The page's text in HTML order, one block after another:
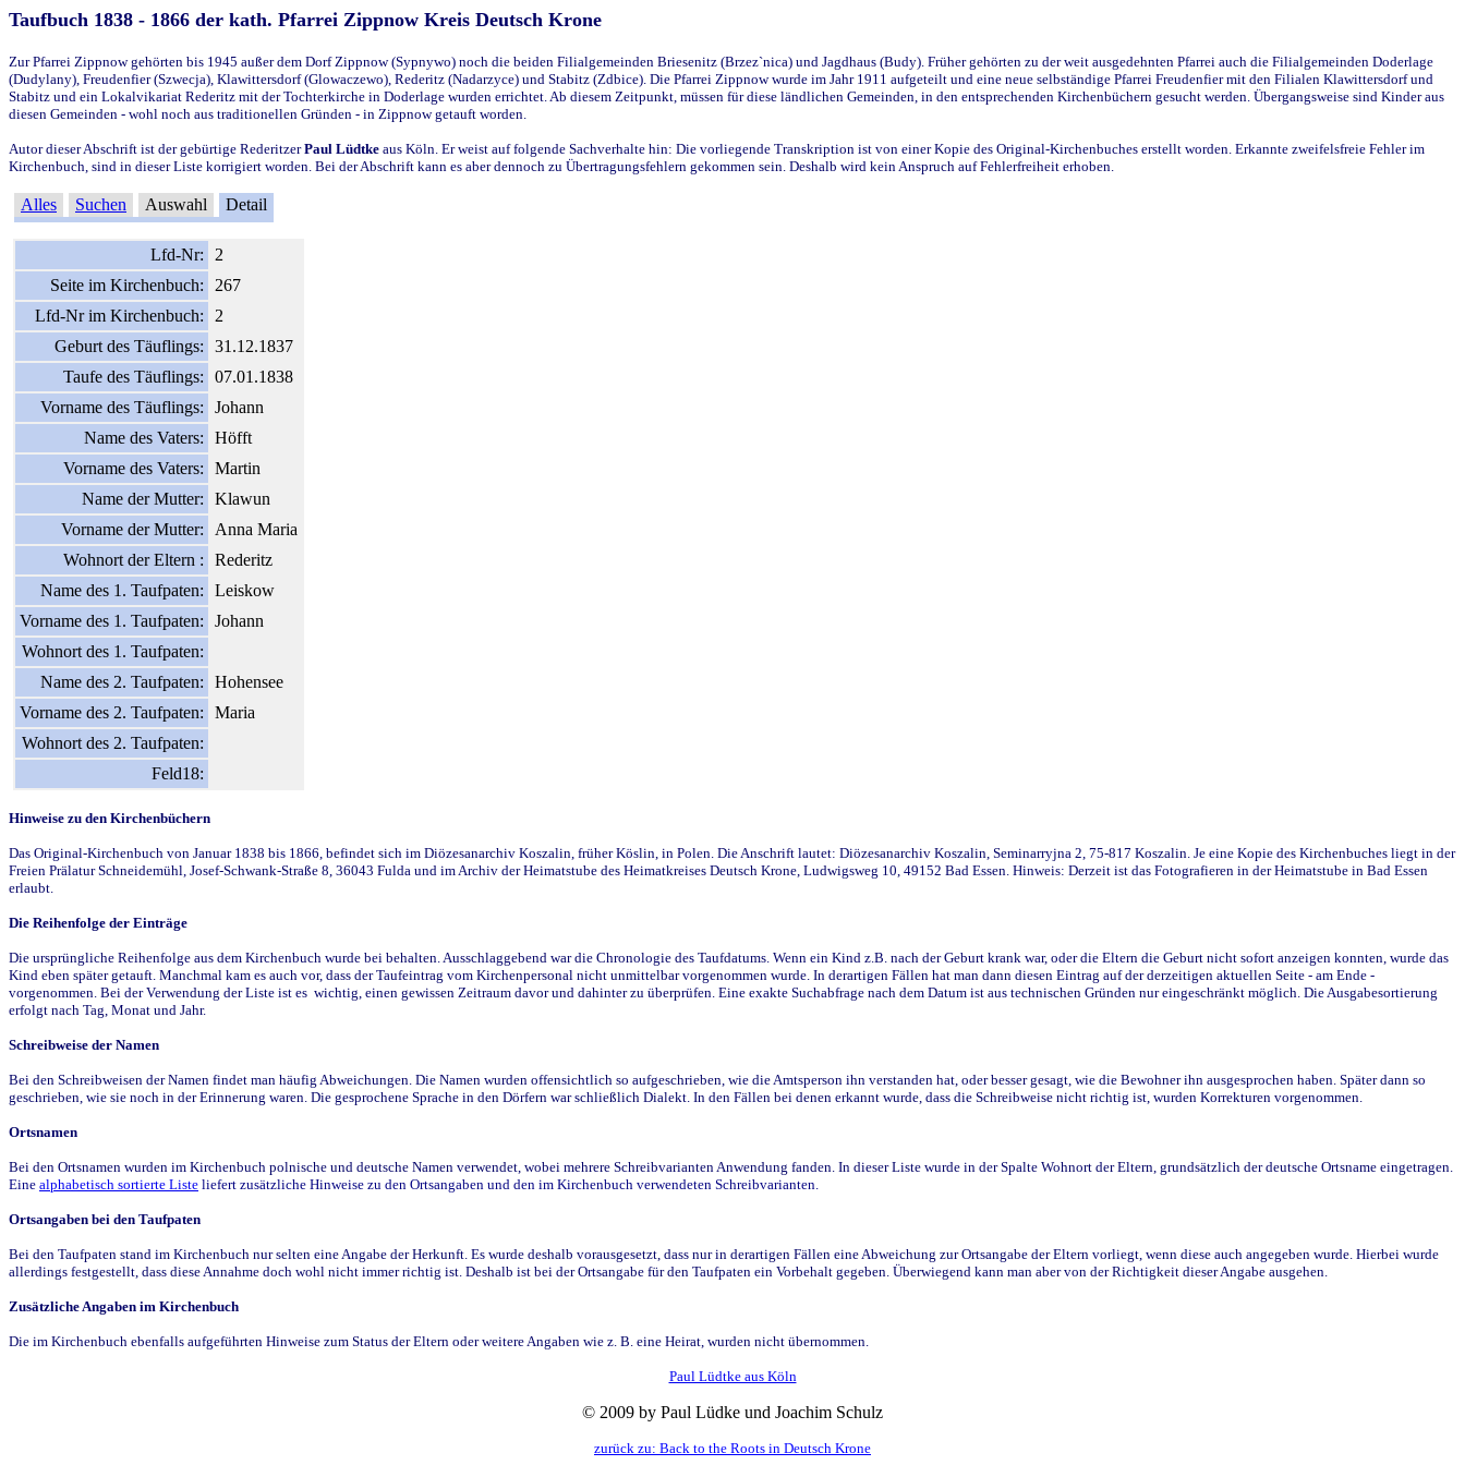
Taufbuch 1838 - 1866 der kath. Pfarrei Zippnow Kreis Deutsch Krone
Zur Pfarrei Zippnow gehörten bis 1945 außer dem Dorf Zippnow (Sypnywo) noch die beiden Filialgemeinden Briesenitz (Brzez`nica) und Jagdhaus (Budy). Früher gehörten zu der weit ausgedehnten Pfarrei auch die Filialgemeinden Doderlage
(Dudylany), Freudenfier (Szwecja), Klawittersdorf (Glowaczewo), Rederitz (Nadarzyce) und Stabitz (Zdbice). Die Pfarrei Zippnow wurde im Jahr 1911 aufgeteilt und eine neue selbständige Pfarrei Freudenfier mit den Filialen Klawittersdorf und
Stabitz und ein Lokalvikariat Rederitz mit der Tochterkirche in Doderlage wurden errichtet. Ab diesem Zeitpunkt, müssen für diese ländlichen Gemeinden, in den entsprechenden Kirchenbüchern gesucht werden. Übergangsweise sind Kinder aus
diesen Gemeinden - wohl noch aus traditionellen Gründen - in Zippnow getauft worden.
Autor dieser Abschrift ist der gebürtige RederitzerPaul Lüdtke aus Köln. Er weist auf folgende Sachverhalte hin: Die vorliegende Transkription ist von einer Kopie des Original-Kirchenbuches erstellt worden. Erkannte zweifelsfreie Fehler im
Kirchenbuch, sind in dieser Liste korrigiert worden. Bei der Abschrift kann es aber dennoch zu Übertragungsfehlern gekommen sein. Deshalb wird kein Anspruch auf Fehlerfreiheit erhoben.
Alles Suchen Auswahl Detail
Lfd-Nr:
2
Seite im Kirchenbuch:
267
Lfd-Nr im Kirchenbuch:
2
Geburt des Täuflings:
31.12.1837
Taufe des Täuflings:
07.01.1838
Vorname des Täuflings:
Johann
Name des Vaters:
Höfft
Vorname des Vaters:
Martin
Name der Mutter:
Klawun
Vorname der Mutter:
Anna Maria
Wohnort der Eltern :
Rederitz
Name des 1. Taufpaten:
Leiskow
Vorname des 1. Taufpaten:
Johann
Wohnort des 1. Taufpaten:
Name des 2. Taufpaten:
Hohensee
Vorname des 2. Taufpaten:
Maria
Wohnort des 2. Taufpaten:
Feld18:
Hinweise zu den Kirchenbüchern
Das Original-Kirchenbuch von Januar 1838 bis 1866, befindet sich im Diözesanarchiv Koszalin, früher Köslin, in Polen. Die Anschrift lautet: Diözesanarchiv Koszalin, Seminarryjna 2, 75-817 Koszalin. Je eine Kopie des Kirchenbuches liegt in der
Freien Prälatur Schneidemühl, Josef-Schwank-Straße 8, 36043 Fulda und im Archiv der Heimatstube des Heimatkreises Deutsch Krone, Ludwigsweg 10, 49152 Bad Essen. Hinweis: Derzeit ist das Fotografieren in der Heimatstube in Bad Essen
erlaubt.
Die Reihenfolge der Einträge
Die ursprüngliche Reihenfolge aus dem Kirchenbuch wurde bei behalten. Ausschlaggebend war die Chronologie des Taufdatums. Wenn ein Kind z.B. nach der Geburt krank war, oder die Eltern die Geburt nicht sofort anzeigen konnten, wurde das
Kind eben später getauft. Manchmal kam es auch vor, dass der Taufeintrag vom Kirchenpersonal nicht unmittelbar vorgenommen wurde. In derartigen Fällen hat man dann diesen Eintrag auf der derzeitigen aktuellen Seite - am Ende -
vorgenommen. Bei der Verwendung der Liste ist es wichtig, einen gewissen Zeitraum davor und dahinter zu überprüfen. Eine exakte Suchabfrage nach dem Datum ist aus technischen Gründen nur eingeschränkt möglich. Die Ausgabesortierung
erfolgt nach Tag, Monat und Jahr.
Schreibweise der Namen
Bei den Schreibweisen der Namen findet man häufig Abweichungen. Die Namen wurden offensichtlich so aufgeschrieben, wie die Amtsperson ihn verstanden hat, oder besser gesagt, wie die Bewohner ihn ausgesprochen haben. Später dann so
geschrieben, wie sie noch in der Erinnerung waren. Die gesprochene Sprache in den Dörfern war schließlich Dialekt. In den Fällen bei denen erkannt wurde, dass die Schreibweise nicht richtig ist, wurden Korrekturen vorgenommen.
Ortsnamen
Bei den Ortsnamen wurden im Kirchenbuch polnische und deutsche Namen verwendet, wobei mehrere Schreibvarianten Anwendung fanden. In dieser Liste wurde in der Spalte Wohnort der Eltern, grundsätzlich der deutsche Ortsname eingetragen.
Eine alphabetisch sortierte Liste liefert zusätzliche Hinweise zu den Ortsangaben und den im Kirchenbuch verwendeten Schreibvarianten.
Ortsangaben bei den Taufpaten
Bei den Taufpaten stand im Kirchenbuch nur selten eine Angabe der Herkunft. Es wurde deshalb vorausgesetzt, dass nur in derartigen Fällen eine Abweichung zur Ortsangabe der Eltern vorliegt, wenn diese auch angegeben wurde. Hierbei wurde
allerdings festgestellt, dass diese Annahme doch wohl nicht immer richtig ist. Deshalb ist bei der Ortsangabe für den Taufpaten ein Vorbehalt gegeben. Überwiegend kann man aber von der Richtigkeit dieser Angabe ausgehen.
Zusätzliche Angaben im Kirchenbuch
Die im Kirchenbuch ebenfalls aufgeführten Hinweise zum Status der Eltern oder weitere Angaben wie z. B. eine Heirat, wurden nicht übernommen.
Paul Lüdtke aus Köln
© 2009 by Paul Lüdke und Joachim Schulz
zurück zu: Back to the Roots in Deutsch Krone